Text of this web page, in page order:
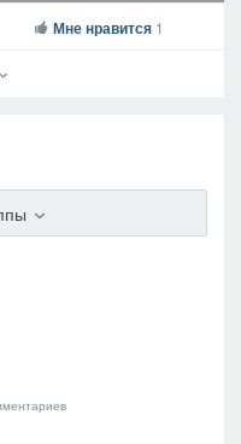
Мне нравится 1